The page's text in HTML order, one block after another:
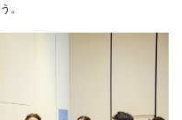
。